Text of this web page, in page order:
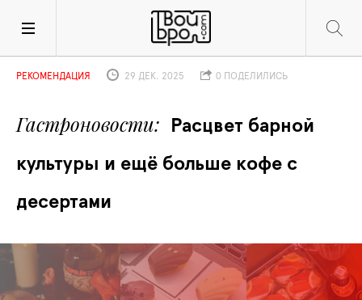
Гастроновости
Расцвет барной
культуры и ещё больше кофе с
десертами
РЕКОМЕНДАЦИЯ 29 ДЕК. 2025 0 ПОДЕЛИЛИСЬ